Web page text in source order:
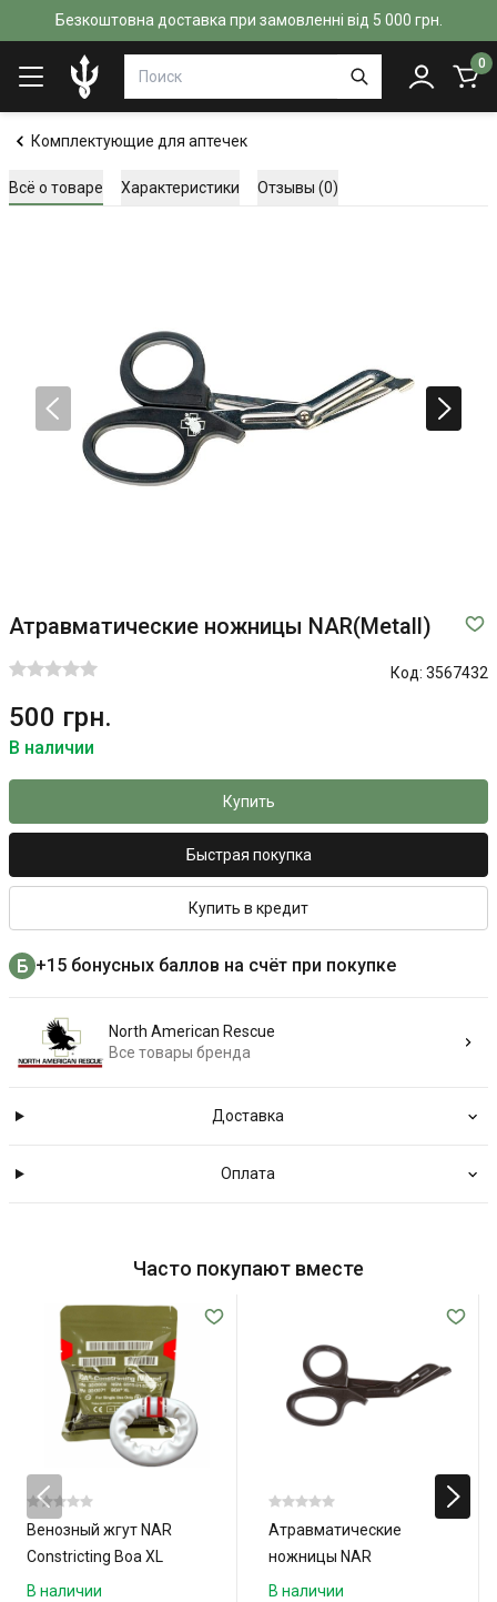
Безкоштовна доставка при замовленні від 5 000 грн.
0
Комплектующие для аптечек
Всё о товаре Характеристики Отзывы (0)
Атравматические ножницы NAR(Metall)
Код: 3567432
500 грн.
В наличии
Купить
Быстрая покупка
Купить в кредит
+15 бонусных баллов на счёт при покупке
North American Rescue
Все товары бренда
Доставка
Оплата
Часто покупают вместе
Венозный жгут NAR
Constricting Boa XL
В наличии
Атравматические
ножницы NAR
В наличии